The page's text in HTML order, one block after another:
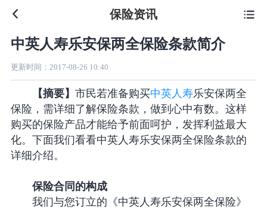
 保险资讯
中英人寿乐安保两全保险条款简介
更新时间： 2017-08-26 10:40
【摘要】 市民若准备购买中英人寿乐安保两全
保险，需详细了解保险条款，做到心中有数。这样
购买的保险产品才能给予前面呵护，发挥利益最大
化。下面我们看看中英人寿乐安保两全保险条款的
详细介绍。
保险合同的构成
我们与您订立的《中英人寿乐安保两全保险》